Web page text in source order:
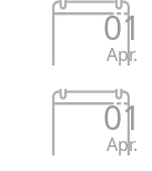
01
Apr.
01
Apr.